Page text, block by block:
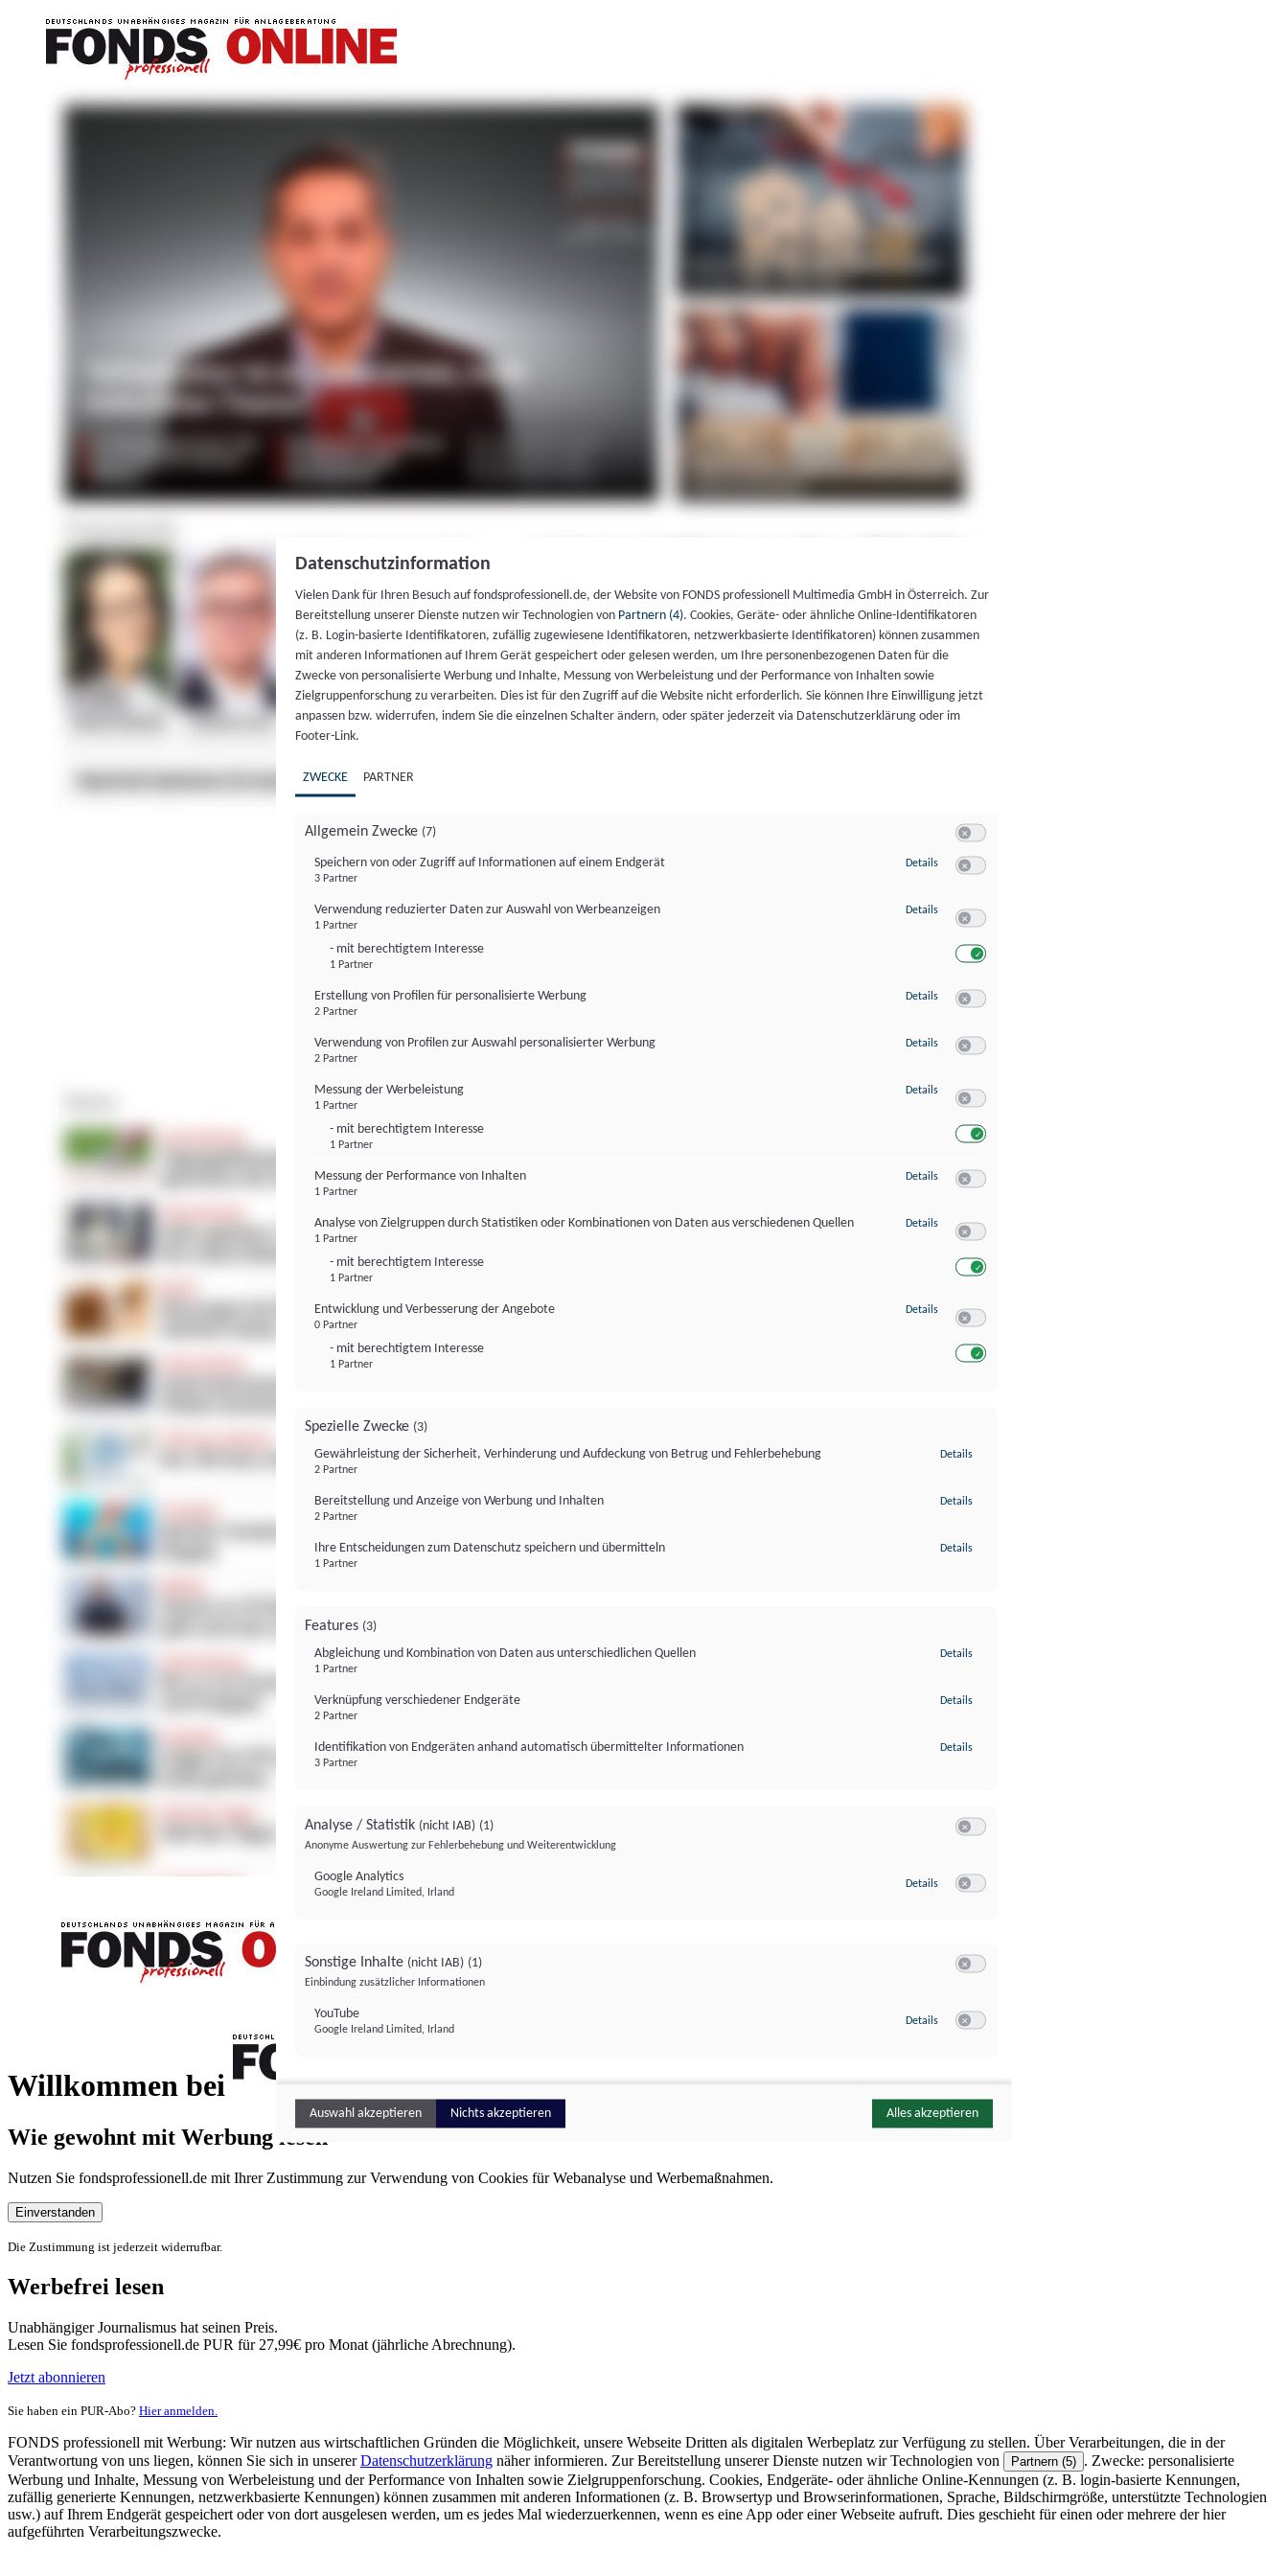
Willkommen bei
FONDS professionell
Wie gewohnt mit Werbung lesen
Nutzen Sie fondsprofessionell.de mit Ihrer Zustimmung zur Verwendung von Cookies für Webanalyse und Werbemaßnahmen.
Einverstanden
Die Zustimmung ist jederzeit widerrufbar.
Werbefrei lesen
Unabhängiger Journalismus hat seinen Preis.
Lesen Sie fondsprofessionell.de PUR für 27,99€ pro Monat (jährliche Abrechnung).
Jetzt abonnieren
Sie haben ein PUR-Abo? Hier anmelden.
FONDS professionell mit Werbung: Wir nutzen aus wirtschaftlichen Gründen die Möglichkeit, unsere Webseite Dritten als digitalen Werbeplatz zur Verfügung zu stellen. Über Verarbeitungen, die in der
Verantwortung von uns liegen, können Sie sich in unsererDatenschutzerklärung näher informieren. Zur Bereitstellung unserer Dienste nutzen wir Technologien von Partnern (5) . Zwecke: personalisierte
Werbung und Inhalte, Messung von Werbeleistung und der Performance von Inhalten sowie Zielgruppenforschung. Cookies, Endgeräte- oder ähnliche Online-Kennungen (z. B. login-basierte Kennungen,
zufällig generierte Kennungen, netzwerkbasierte Kennungen) können zusammen mit anderen Informationen (z. B. Browsertyp und Browserinformationen, Sprache, Bildschirmgröße, unterstützte Technologien
usw.) auf Ihrem Endgerät gespeichert oder von dort ausgelesen werden, um es jedes Mal wiederzuerkennen, wenn es eine App oder einer Webseite aufruft. Dies geschieht für einen oder mehrere der hier
aufgeführten Verarbeitungszwecke.
Datenschutzinformation
Vielen Dank für Ihren Besuch auf fondsprofessionell.de, der Website von FONDS professionell Multimedia GmbH in Österreich. Zur
Bereitstellung unserer Dienste nutzen wir Technologien von Partnern (4). Cookies, Geräte- oder ähnliche Online-Identifikatoren
(z. B. Login-basierte Identifikatoren, zufällig zugewiesene Identifikatoren, netzwerkbasierte Identifikatoren) können zusammen
mit anderen Informationen auf Ihrem Gerät gespeichert oder gelesen werden, um Ihre personenbezogenen Daten für die
Zwecke von personalisierte Werbung und Inhalte, Messung von Werbeleistung und der Performance von Inhalten sowie
Zielgruppenforschung zu verarbeiten. Dies ist für den Zugriff auf die Website nicht erforderlich. Sie können Ihre Einwilligung jetzt
anpassen bzw. widerrufen, indem Sie die einzelnen Schalter ändern, oder später jederzeit via Datenschutzerklärung oder im
Footer-Link.
ZWECKE PARTNER
Allgemein Zwecke (7)
Speichern von oder Zugriff auf Informationen auf einem Endgerät
3 Partner
Details zu Speichern von oder Zugriff auf Informationen auf einem Endgerät
Verwendung reduzierter Daten zur Auswahl von Werbeanzeigen
1 Partner
- mit berechtigtem Interesse
1 Partner
Details zu Verwendung reduzierter Daten zur Auswahl von Werbeanzeigen
Erstellung von Profilen für personalisierte Werbung
2 Partner
Details zu Erstellung von Profilen für personalisierte Werbung
Verwendung von Profilen zur Auswahl personalisierter Werbung
2 Partner
Details zu Verwendung von Profilen zur Auswahl personalisierter Werbung
Messung der Werbeleistung
1 Partner
- mit berechtigtem Interesse
1 Partner
Details zu Messung der Werbeleistung
Messung der Performance von Inhalten
1 Partner
Details zu Messung der Performance von Inhalten
Analyse von Zielgruppen durch Statistiken oder Kombinationen von Daten aus verschiedenen Quellen
1 Partner
- mit berechtigtem Interesse
1 Partner
Details zu Analyse von Zielgruppen durch Statistiken oder Kombinationen von
Entwicklung und Verbesserung der Angebote
0 Partner
- mit berechtigtem Interesse
1 Partner
Details zu Entwicklung und Verbesserung der Angebote
Spezielle Zwecke (3)
Gewährleistung der Sicherheit, Verhinderung und Aufdeckung von Betrug und Fehlerbehebung
2 Partner
Details
Bereitstellung und Anzeige von Werbung und Inhalten
2 Partner
Details
Ihre Entscheidungen zum Datenschutz speichern und übermitteln
1 Partner
Details
Features (3)
Abgleichung und Kombination von Daten aus unterschiedlichen Quellen
1 Partner
Details
Verknüpfung verschiedener Endgeräte
2 Partner
Details
Identifikation von Endgeräten anhand automatisch übermittelter Informationen
3 Partner
Details
Analyse / Statistik (nicht IAB) (1)
Anonyme Auswertung zur Fehlerbehebung und Weiterentwicklung
Google Analytics
Google Ireland Limited, Irland
Details zu Google Analytics
Sonstige Inhalte (nicht IAB) (1)
Einbindung zusätzlicher Informationen
YouTube
Google Ireland Limited, Irland
Details zu YouTube
Auswahl akzeptieren Nichts akzeptieren Alles akzeptieren